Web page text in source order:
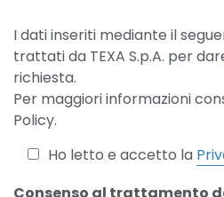
I dati inseriti mediante il
trattati da TEXA S.p.A. per
richiesta.
Per maggiori informazioni
Policy.
Ho letto e accetto la